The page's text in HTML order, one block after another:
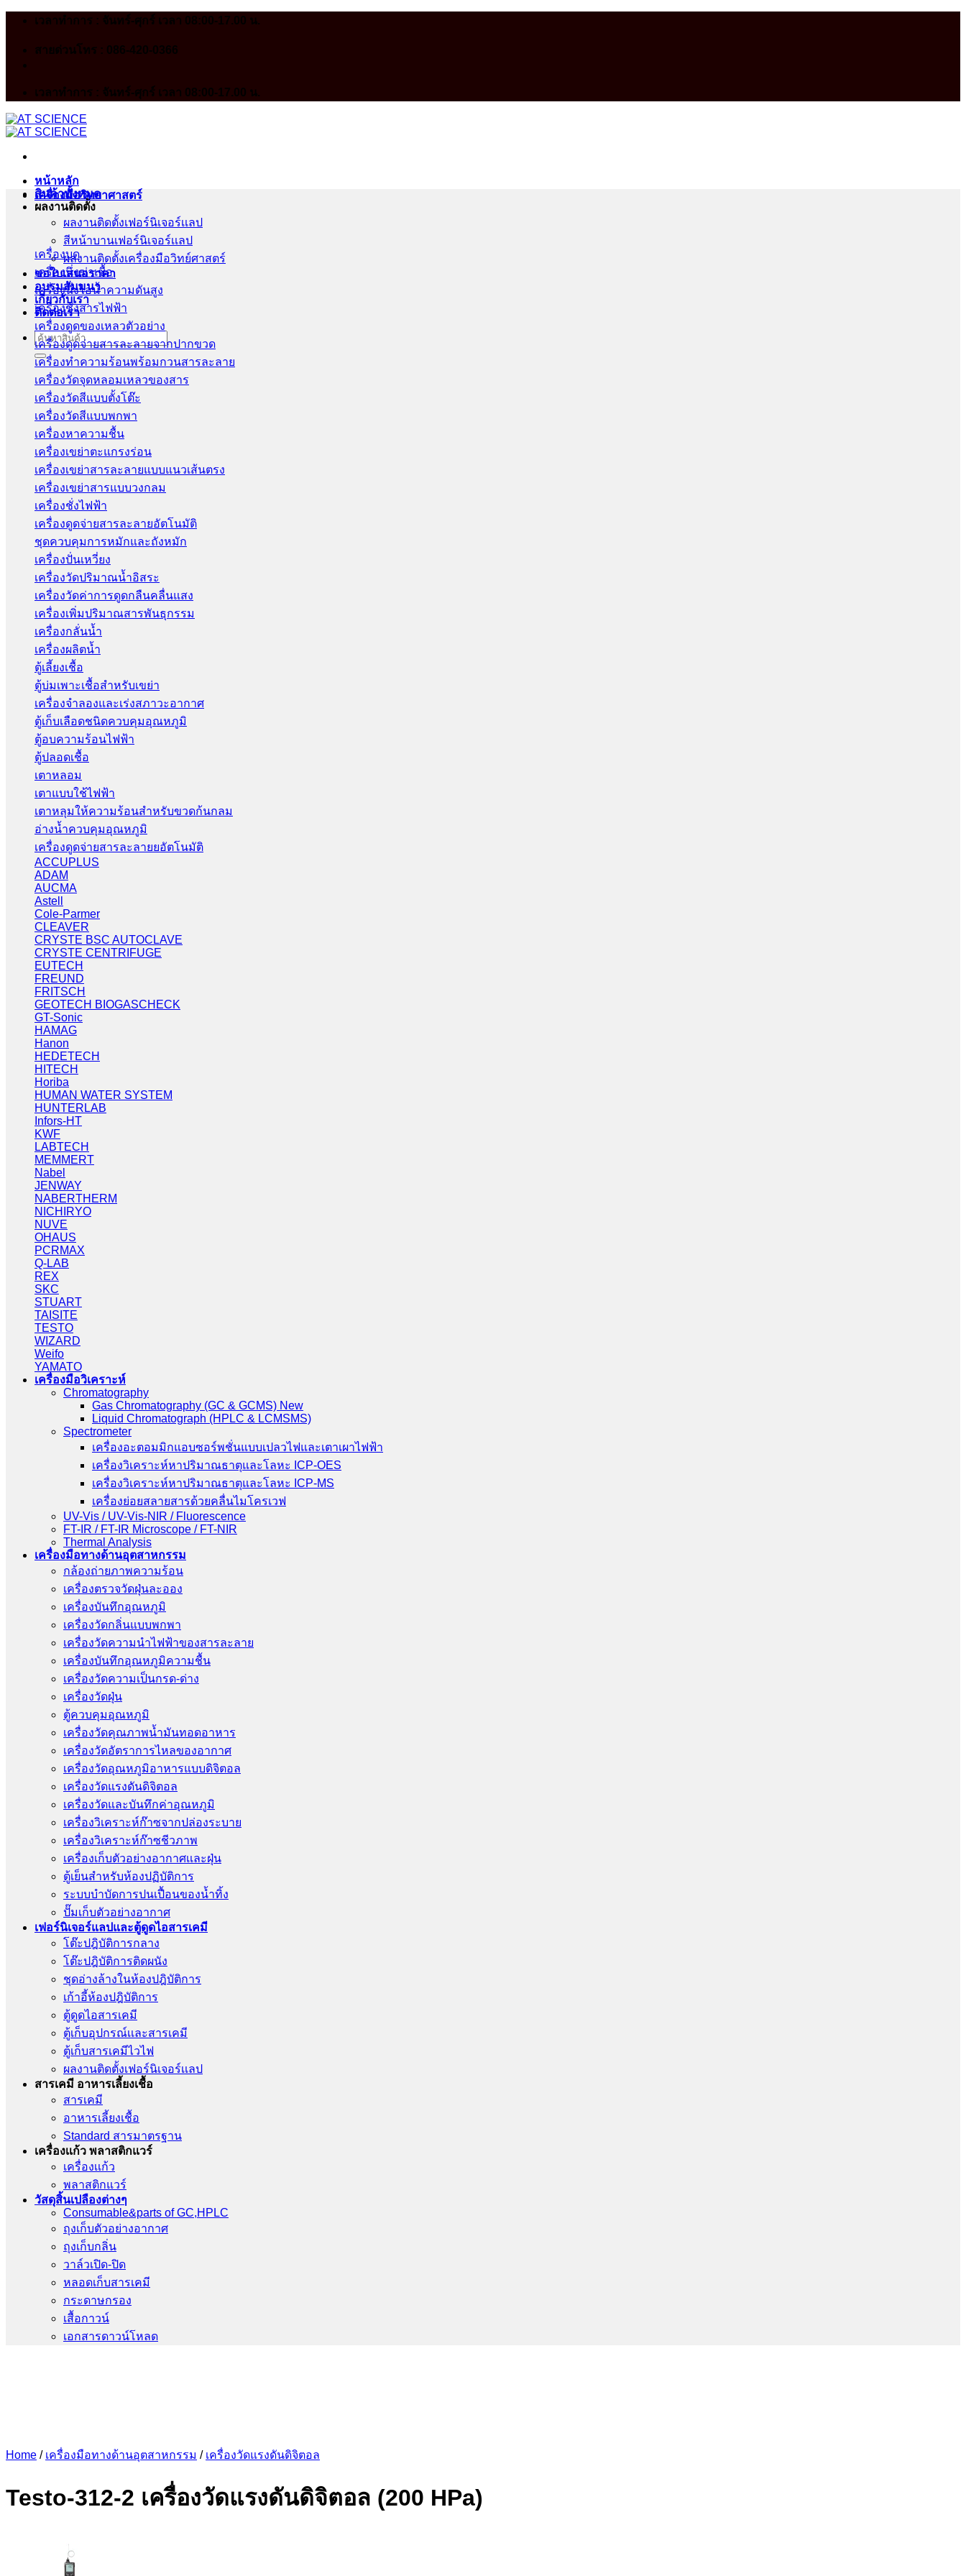
Skip
เวลาทำการ : จันทร์-ศุกร์ เวลา 08:00-17.00 น.
สายด่วนโทร : 086-420-0366
เวลาทำการ : จันทร์-ศุกร์ เวลา 08:00-17.00 น.
หน้าหลัก
สินค้าทั้งหมด
ผลงานติดตั้ง
ผลงานติดตั้งเฟอร์นิเจอร์เเลป
สีหน้าบานเฟอร์นิเจอร์เเลป
ผลงานติดตั้งเครื่องมือวิทย์ศาสตร์
ขอใบเสนอราคา
อบรมสัมมนา
เกี่ยวกับเรา
ติดต่อเรา
Search
for:
เครื่องมือวิทยาศาสตร์
เครื่องบด
เครื่องนึ่งฆ่าเชื้อ
เครื่องนึ่งไอน้ำความดันสูง
เครื่องชั่งสารไฟฟ้า
เครื่องดูดของเหลวตัวอย่าง
เครื่องดูดจ่ายสารละลายจากปากขวด
เครื่องทำความร้อนพร้อมกวนสารละลาย
เครื่องวัดจุดหลอมเหลวของสาร
เครื่องวัดสีแบบตั้งโต๊ะ
เครื่องวัดสีแบบพกพา
เครื่องหาความชื้น
เครื่องเขย่าตะแกรงร่อน
เครื่องเขย่าสารละลายแบบแนวเส้นตรง
เครื่องเขย่าสารแบบวงกลม
เครื่องชั่งไฟฟ้า
เครื่องดูดจ่ายสารละลายอัตโนมัติ
ชุดควบคุมการหมักและถังหมัก
เครื่องปั่นเหวี่ยง
เครื่องวัดปริมาณน้ำอิสระ
เครื่องวัดค่าการดูดกลืนคลื่นแสง
เครื่องเพิ่มปริมาณสารพันธุกรรม
เครื่องกลั่นน้ำ
เครื่องผลิตน้ำ
ตู้เลี้ยงเชื้อ
ตู้บ่มเพาะเชื้อสำหรับเขย่า
เครื่องจำลองและเร่งสภาวะอากาศ
ตู้เก็บเลือดชนิดควบคุมอุณหภูมิ
ตู้อบความร้อนไฟฟ้า
ตู้ปลอดเชื้อ
เตาหลอม
เตาแบบใช้ไฟฟ้า
เตาหลุมให้ความร้อนสำหรับขวดก้นกลม
อ่างน้ำควบคุมอุณหภูมิ
เครื่องดูดจ่ายสารละลายยอัตโนมัติ
ACCUPLUS
ADAM
AUCMA
Astell
Cole-Parmer
CLEAVER
CRYSTE BSC AUTOCLAVE
CRYSTE CENTRIFUGE
EUTECH
FREUND
FRITSCH
GEOTECH BIOGASCHECK
GT-Sonic
HAMAG
Hanon
HEDETECH
HITECH
Horiba
HUMAN WATER SYSTEM
HUNTERLAB
Infors-HT
KWF
LABTECH
MEMMERT
Nabel
JENWAY
NABERTHERM
NICHIRYO
NUVE
OHAUS
PCRMAX
Q-LAB
REX
SKC
STUART
TAISITE
TESTO
WIZARD
Weifo
YAMATO
เครื่องมือวิเคราะห์
Chromatography
Gas Chromatography (GC & GCMS) New
Liquid Chromatograph (HPLC & LCMSMS)
Spectrometer
เครื่องอะตอมมิกแอบซอร์พชั่นแบบเปลวไฟและเตาเผาไฟฟ้า
เครื่องวิเคราะห์หาปริมาณธาตุและโลหะ ICP-OES
เครื่องวิเคราะห์หาปริมาณธาตุและโลหะ ICP-MS
เครื่องย่อยสลายสารด้วยคลื่นไมโครเวฟ
UV-Vis / UV-Vis-NIR / Fluorescence
FT-IR / FT-IR Microscope / FT-NIR
Thermal Analysis
เครื่องมือทางด้านอุตสาหกรรม
กล้องถ่ายภาพความร้อน
เครื่องตรวจวัดฝุ่นละออง
เครื่องบันทึกอุณหภูมิ
เครื่องวัดกลิ่นแบบพกพา
เครื่องวัดความนําไฟฟ้าของสารละลาย
เครื่องบันทึกอุณหภูมิความชื้น
เครื่องวัดความเป็นกรด-ด่าง
เครื่องวัดฝุ่น
ตู้ควบคุมอุณหภูมิ
เครื่องวัดคุณภาพน้ำมันทอดอาหาร
เครื่องวัดอัตราการไหลของอากาศ
เครื่องวัดอุณหภูมิอาหารแบบดิจิตอล
เครื่องวัดแรงดันดิจิตอล
เครื่องวัดและบันทึกค่าอุณหภูมิ
เครื่องวิเคราะห์ก๊าซจากปล่องระบาย
เครื่องวิเคราะห์ก๊าซชีวภาพ
เครื่องเก็บตัวอย่างอากาศเเละฝุ่น
ตู้เย็นสำหรับห้องปฏิบัติการ
ระบบบำบัดการปนเปื้อนของน้ำทิ้ง
ปั๊มเก็บตัวอย่างอากาศ
เฟอร์นิเจอร์แลปและตู้ดูดไอสารเคมี
โต๊ะปฎิบัติการกลาง
โต๊ะปฎิบัติการติดผนัง
ชุดอ่างล้างในห้องปฎิบัติการ
เก้าอี้ห้องปฎิบัติการ
ตู้ดูดไอสารเคมี
ตู้เก็บอุปกรณ์เเละสารเคมี
ตู้เก็บสารเคมีไวไฟ
ผลงานติดตั้งเฟอร์นิเจอร์เเลป
สารเคมี อาหารเลี้ยงเชื้อ
สารเคมี
อาหารเลี้ยงเชื้อ
Standard สารมาตรฐาน
เครื่องเเก้ว พลาสติกแวร์
เครื่องเเก้ว
พลาสติกแวร์
วัสดุสิ้นเปลืองต่างๆ
Consumable&parts of GC,HPLC
ถุงเก็บตัวอย่างอากาศ
ถุงเก็บกลิ่น
วาล์วเปิด-ปิด
หลอดเก็บสารเคมี
กระดาษกรอง
เสื้อกาวน์
เอกสารดาวน์โหลด
Home / เครื่องมือทางด้านอุตสาหกรรม / เครื่องวัดแรงดันดิจิตอล
Testo-312-2 เครื่องวัดแรงดันดิจิตอล (200 HPa)